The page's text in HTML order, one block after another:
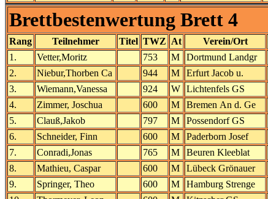
Brettbestenwertung Brett 4
Rang Teilnehmer Titel TWZ At Verein/Ort
1.
Vetter,Moritz 753 M Dortmund Landgr
2.
Niebur,Thorben Ca 944 M Erfurt Jacob u.
3.
Wiemann,Vanessa 924 W Lichtenfels GS
4.
Zimmer, Joschua 600 M Bremen An d. Ge
5.
Clauß,Jakob 797 M Possendorf GS
6.
Schneider, Finn 600 M Paderborn Josef
7.
Conradi,Jonas 765 M Beuren Kleeblat
8.
Mathieu, Caspar 600 M Lübeck Grönauer
9.
Springer, Theo 600 M Hamburg Strenge